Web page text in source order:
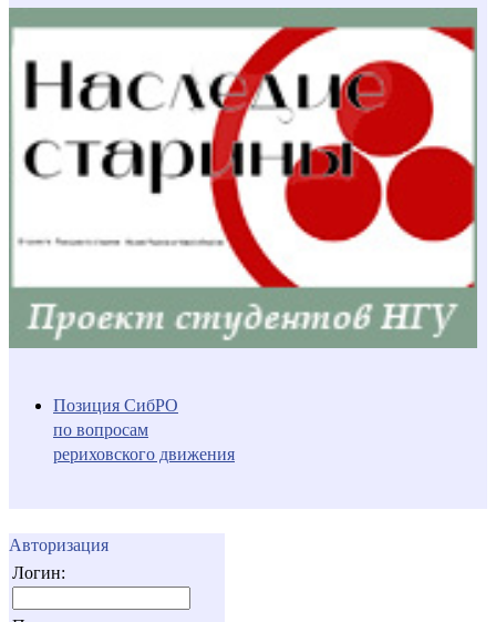
Позиция СибРО
по вопросам
рериховского движения
Авторизация
Логин: